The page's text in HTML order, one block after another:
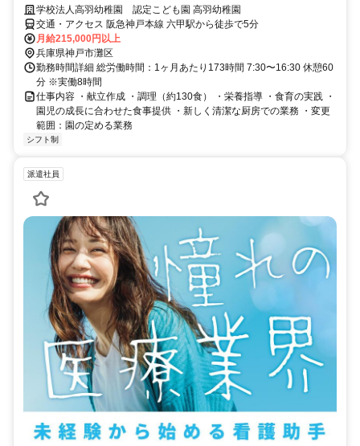
学校法人高羽幼稚園 認定こども園 高羽幼稚園
交通・アクセス 阪急神戸本線 六甲駅から徒歩で5分
月給215,000円以上
兵庫県神戸市灘区
勤務時間詳細 総労働時間：1ヶ月あたり173時間 7:30〜16:30 休憩60
分 ※実働8時間
仕事内容 ・献立作成 ・調理（約130食） ・栄養指導 ・食育の実践 ・
園児の成長に合わせた食事提供 ・新しく清潔な厨房での業務 ・変更
範囲：園の定める業務
シフト制
派遣社員